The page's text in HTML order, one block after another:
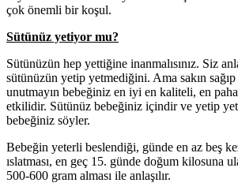
çok önemli bir koşul.
Sütünüz yetiyor mu?
Sütünüzün hep yettiğine inanmalısınız. Siz
sütünüzün yetip yetmediğini. Ama sakın
unutmayın bebeğiniz en iyi en kaliteli, en
etkilidir. Sütünüz bebeğiniz içindir ve yetip
bebeğiniz söyler.
Bebeğin yeterli beslendiği, günde en az beş
ıslatması, en geç 15. günde doğum kilosuna
500-600 gram alması ile anlaşılır.